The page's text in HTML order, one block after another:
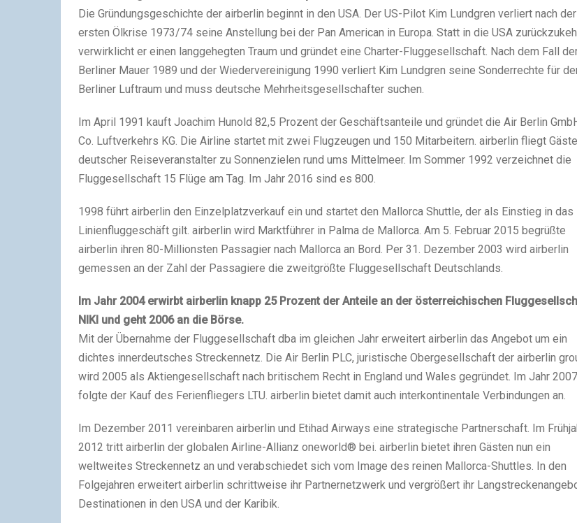
Die Gründungsgeschichte der airberlin beginnt in den USA. Der US-Pilot Kim Lundgren verliert nach der
ersten Ölkrise 1973/74 seine Anstellung bei der Pan American in Europa. Statt in die USA
verwirklicht er einen langgehegten Traum und gründet eine Charter-Fluggesellschaft. Nach dem Fall
Berliner Mauer 1989 und der Wiedervereinigung 1990 verliert Kim Lundgren seine Sonderrechte für
Berliner Luftraum und muss deutsche Mehrheitsgesellschafter suchen.
Im April 1991 kauft Joachim Hunold 82,5 Prozent der Geschäftsanteile und gründet die Air Berlin
Co. Luftverkehrs KG. Die Airline startet mit zwei Flugzeugen und 150 Mitarbeitern. airberlin fliegt Gäste
deutscher Reiseveranstalter zu Sonnenzielen rund ums Mittelmeer. Im Sommer 1992 verzeichnet die
Fluggesellschaft 15 Flüge am Tag. Im Jahr 2016 sind es 800.
1998 führt airberlin den Einzelplatzverkauf ein und startet den Mallorca Shuttle, der als Einstieg in das
Linienfluggeschäft gilt. airberlin wird Marktführer in Palma de Mallorca. Am 5. Februar 2015 begrüßte
airberlin ihren 80-Millionsten Passagier nach Mallorca an Bord. Per 31. Dezember 2003 wird airberlin
gemessen an der Zahl der Passagiere die zweitgrößte Fluggesellschaft Deutschlands.
Im Jahr 2004 erwirbt airberlin knapp 25 Prozent der Anteile an der österreichischen
NIKI und geht 2006 an die Börse.
Mit der Übernahme der Fluggesellschaft dba im gleichen Jahr erweitert airberlin das Angebot um ein
dichtes innerdeutsches Streckennetz. Die Air Berlin PLC, juristische Obergesellschaft der airberlin
wird 2005 als Aktiengesellschaft nach britischem Recht in England und Wales gegründet. Im Jahr 2007
folgte der Kauf des Ferienfliegers LTU. airberlin bietet damit auch interkontinentale Verbindungen an.
Im Dezember 2011 vereinbaren airberlin und Etihad Airways eine strategische Partnerschaft. Im
2012 tritt airberlin der globalen Airline-Allianz oneworld® bei. airberlin bietet ihren Gästen nun ein
weltweites Streckennetz an und verabschiedet sich vom Image des reinen Mallorca-Shuttles. In den
Folgejahren erweitert airberlin schrittweise ihr Partnernetzwerk und vergrößert ihr
Destinationen in den USA und der Karibik.